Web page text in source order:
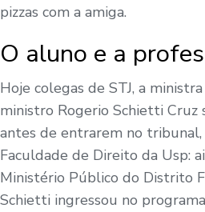
pizzas com a amiga.
O aluno e a
Hoje colegas de STJ, a
ministro Rogerio Schietti Cruz
antes de entrarem no tribunal,
Faculdade de Direito da Usp:
Ministério Público do Distrito
Schietti ingressou no